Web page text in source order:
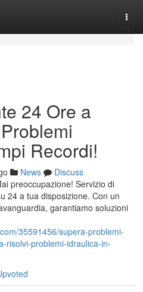
24 Ore a
Recordi!
News
Discuss
preoccupazione! Servizio di
24 a tua disposizione. Con un
garantiamo soluzioni
35591456/supera-problemi-
risolvi-problemi-idraulica-in-